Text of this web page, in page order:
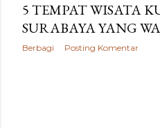
5 TEMPAT WISATA
SURABAYA YANG
Berbagi Posting Komentar